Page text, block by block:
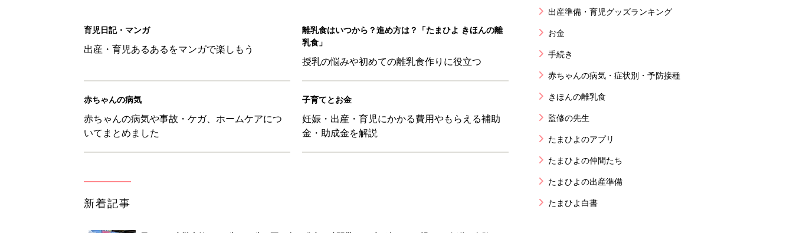
育児日記・マンガ
出産・育児あるあるをマンガで楽しもう
離乳食はいつから？進め方は？「たまひよ きほんの離
乳食」
授乳の悩みや初めての離乳食作りに役立つ
赤ちゃんの病気
赤ちゃんの病気や事故・ケガ、ホームケアにつ
いてまとめました
子育てとお金
妊娠・出産・育児にかかる費用やもらえる補助
金・助成金を解説
新着記事
出産準備・育児グッズランキング
お金
手続き
赤ちゃんの病気・症状別・予防接種
きほんの離乳食
監修の先生
たまひよのアプリ
たまひよの仲間たち
たまひよの出産準備
たまひよ白書